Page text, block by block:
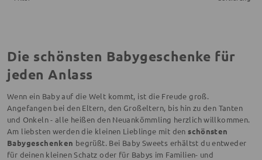
Die schönsten Babygeschenke für
jeden Anlass
Wenn ein Baby auf die Welt kommt, ist die Freude groß.
Angefangen bei den Eltern, den Großeltern, bis hin zu den Tanten
und Onkeln - alle heißen den Neuankömmling herzlich willkommen.
Am liebsten werden die kleinen Lieblinge mit denschönsten
Babygeschenken begrüßt. Bei Baby Sweets erhältst du entweder
für deinen kleinen Schatz oder für Babys im Familien- und